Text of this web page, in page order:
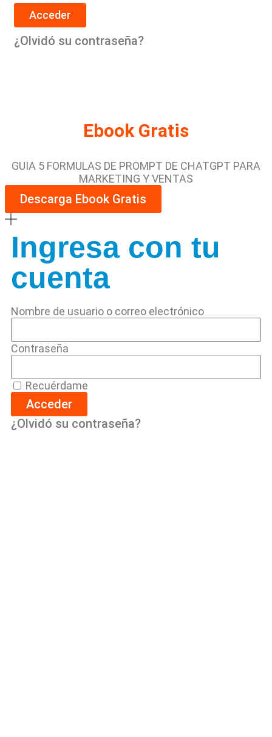
Acceder
¿Olvidó su contraseña?
Ebook Gratis
GUIA 5 FORMULAS DE PROMPT DE CHATGPT PARA
MARKETING Y VENTAS
Descarga Ebook Gratis
Ingresa con tu
cuenta
Nombre de usuario o correo electrónico
Contraseña
Recuérdame
Acceder
¿Olvidó su contraseña?